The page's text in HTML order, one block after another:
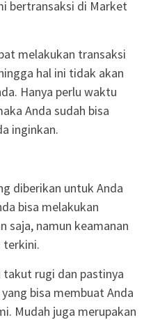
bertransaksi di Market
melakukan transaksi
hal ini tidak akan
Hanya perlu waktu
Anda sudah bisa
inginkan.
diberikan untuk Anda
bisa melakukan
saja, namun keamanan
terkini.
takut rugi dan pastinya
bisa membuat Anda
Mudah juga merupakan